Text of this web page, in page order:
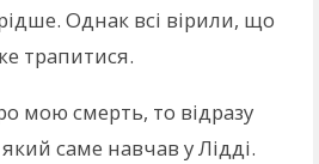
Однак всі вірили, що
трапитися.
мою смерть, то відразу
саме навчав у Лідді.